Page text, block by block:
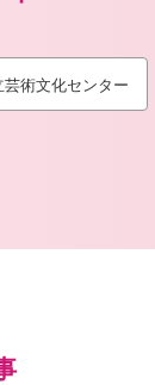
芸術文化センター